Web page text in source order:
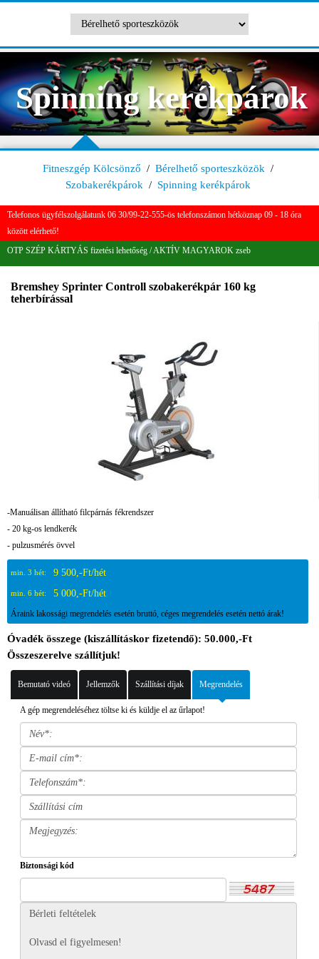
Spinning kerékpárok
Fitneszgép Kölcsönző / Bérelhető sporteszközök /
Szobakerékpárok / Spinning kerékpárok
Telefonos ügyfélszolgálatunk 06 30/99-22-555-ös telefonszámon hétköznap 09 - 18 óra
között elérhető!
OTP SZÉP KÁRTYÁS fizetési lehetőség / AKTÍV MAGYAROK zseb
Bremshey Sprinter Controll szobakerékpár 160 kg
teherbírással
-Manuálisan állítható filcpárnás fékrendszer
- 20 kg-os lendkerék
- pulzusmérés övvel
min. 3 hét: 9 500,-Ft/hét
min. 6 hét: 5 000,-Ft/hét
Áraink lakossági megrendelés esetén bruttó, céges megrendelés esetén nettó árak!
Óvadék összege (kiszállításkor fizetendő): 50.000,-Ft
Összeszerelve szállítjuk!
Bemutató videó Jellemzők Szállítási díjak Megrendelés
A gép megrendeléséhez töltse ki és küldje el az űrlapot!
Biztonsági kód